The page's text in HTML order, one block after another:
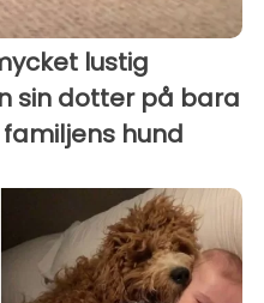
lustig
sin dotter på bara
hund